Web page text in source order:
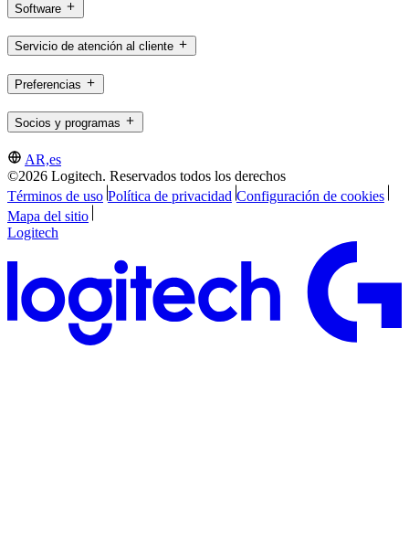
Software
Servicio de atención al cliente
Preferencias
Socios y programas
AR,es
©2026 Logitech. Reservados todos los derechos
Términos de uso Política de privacidad Configuración de cookies
Mapa del sitio
Logitech